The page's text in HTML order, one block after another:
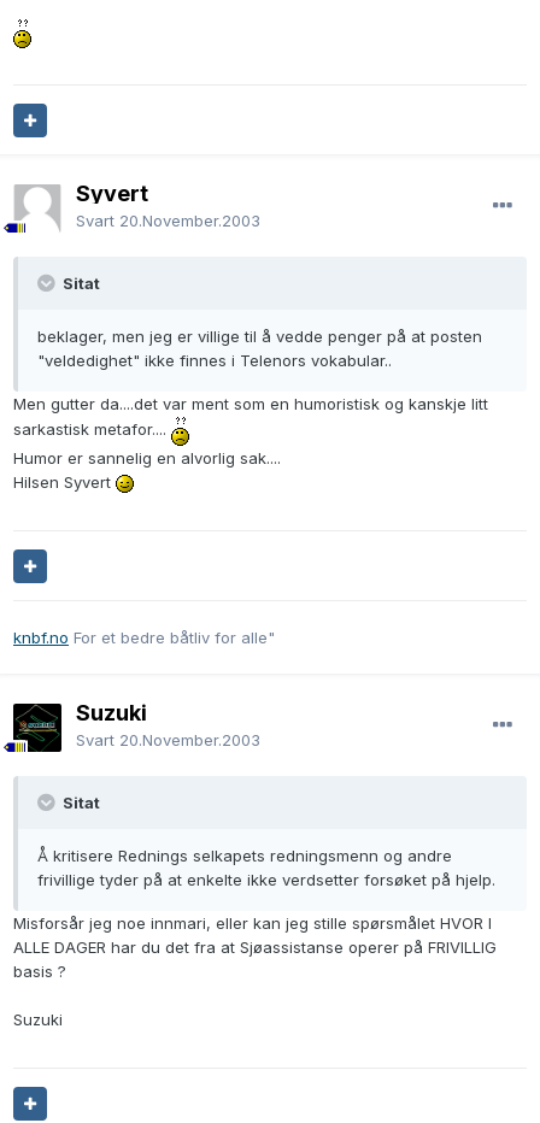
Syvert
Svart 20.November.2003
Sitat
beklager, men jeg er villige til å vedde penger på at posten
"veldedighet" ikke finnes i Telenors vokabular..
Men gutter da....det var ment som en humoristisk og kanskje litt
sarkastisk metafor....
Humor er sannelig en alvorlig sak....
Hilsen Syvert
knbf.no For et bedre båtliv for alle"
Suzuki
Svart 20.November.2003
Sitat
Å kritisere Rednings selkapets redningsmenn og andre
frivillige tyder på at enkelte ikke verdsetter forsøket på hjelp.
Misforsår jeg noe innmari, eller kan jeg stille spørsmålet HVOR I
ALLE DAGER har du det fra at Sjøassistanse operer på FRIVILLIG
basis ?
Suzuki